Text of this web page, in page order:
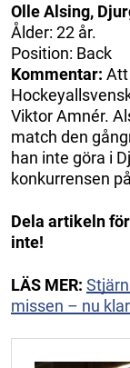
Olle Alsing,
Ålder: 22 år.
Position: Back
Kommentar: Att
Viktor Amnér.
match den
han inte göra i
konkurrensen
Dela artikeln
inte!
LÄS MER:
missen – nu